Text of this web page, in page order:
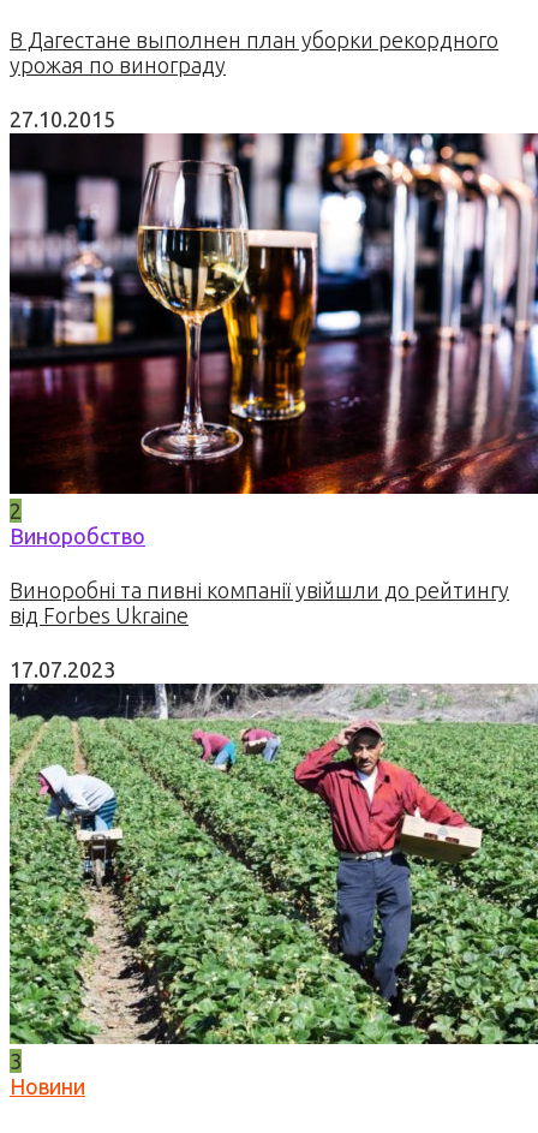
В Дагестане выполнен план уборки рекордного
урожая по винограду
27.10.2015
2
Виноробство
Виноробні та пивні компанії увійшли до рейтингу
від Forbes Ukraine
17.07.2023
3
Новини